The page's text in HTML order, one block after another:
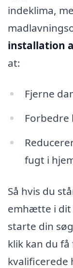
indeklima,
installation
at:
Fjerne
Forbedre
fugt i
Så hvis du
emhætte i dit
starte din
klik kan du
kvalificerede